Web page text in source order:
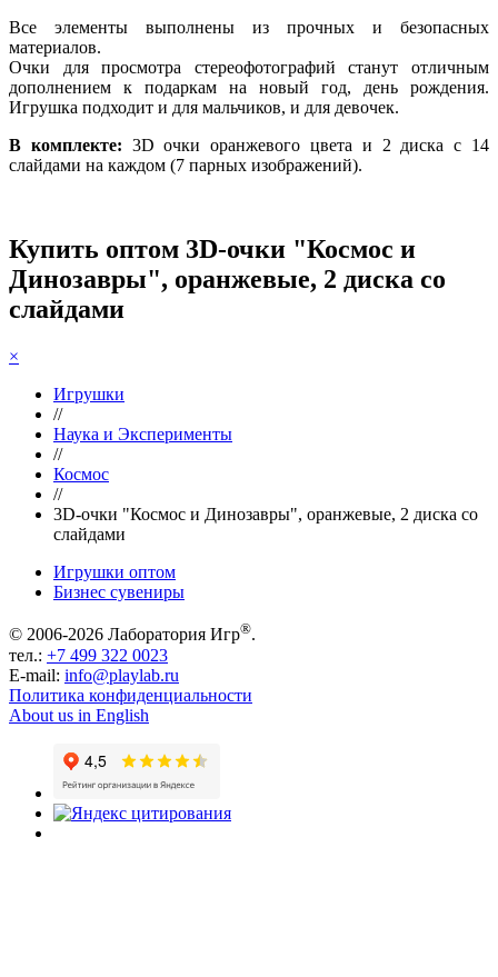
Все элементы выполнены из прочных и безопасных
материалов.
Очки для просмотра стереофотографий станут отличным
дополнением к подаркам на новый год, день рождения.
Игрушка подходит и для мальчиков, и для девочек.
В комплекте: 3D очки оранжевого цвета и 2 диска с 14
слайдами на каждом (7 парных изображений).
Купить оптом 3D-очки "Космос и
Динозавры", оранжевые, 2 диска со
слайдами
×
Игрушки
//
Наука и Эксперименты
//
Космос
//
3D-очки "Космос и Динозавры", оранжевые, 2 диска со
слайдами
Игрушки оптом
Бизнес сувениры
© 2006-2026 Лаборатория Игр®.
тел.: +7 499 322 0023
E-mail: info@playlab.ru
Политика конфиденциальности
About us in English